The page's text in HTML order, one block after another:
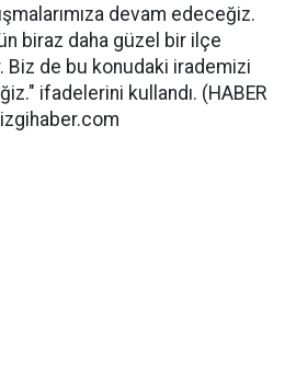
devam edeceğiz.
biraz daha güzel bir ilçe
Biz de bu konudaki irademizi
ifadelerini kullandı. (HABER